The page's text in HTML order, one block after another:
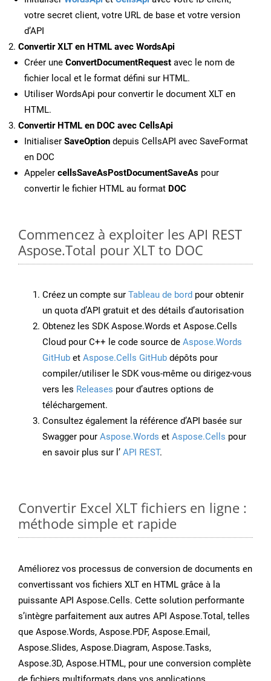
votre secret client, votre URL de base et votre version
d’API
Convertir XLT en HTML avec WordsApi
Créer une ConvertDocumentRequest avec le nom de
fichier local et le format défini sur HTML.
Utiliser WordsApi pour convertir le document XLT en
HTML.
Convertir HTML en DOC avec CellsApi
Initialiser SaveOption depuis CellsAPI avec SaveFormat
en DOC
Appeler cellsSaveAsPostDocumentSaveAs pour
convertir le fichier HTML au format DOC
Commencez à exploiter les API REST
Aspose.Total pour XLT to DOC
Créez un compte sur Tableau de bord pour obtenir
un quota d’API gratuit et des détails d’autorisation
Obtenez les SDK Aspose.Words et Aspose.Cells
Cloud pour C++ le code source de Aspose.Words
GitHub et Aspose.Cells GitHub dépôts pour
compiler/utiliser le SDK vous-même ou dirigez-vous
vers les Releases pour d’autres options de
téléchargement.
Consultez également la référence d’API basée sur
Swagger pour Aspose.Words et Aspose.Cells pour
en savoir plus sur l’ API REST.
Convertir Excel XLT fichiers en ligne :
méthode simple et rapide
Améliorez vos processus de conversion de documents en
convertissant vos fichiers XLT en HTML grâce à la
puissante API Aspose.Cells. Cette solution performante
s’intègre parfaitement aux autres API Aspose.Total, telles
que Aspose.Words, Aspose.PDF, Aspose.Email,
Aspose.Slides, Aspose.Diagram, Aspose.Tasks,
Aspose.3D, Aspose.HTML, pour une conversion complète